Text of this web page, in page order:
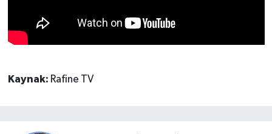
Kaynak: Rafine TV